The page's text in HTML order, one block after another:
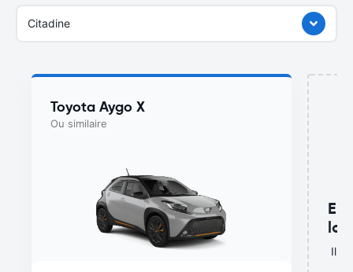
Citadine
Toyota Aygo X
Ou similaire
Il